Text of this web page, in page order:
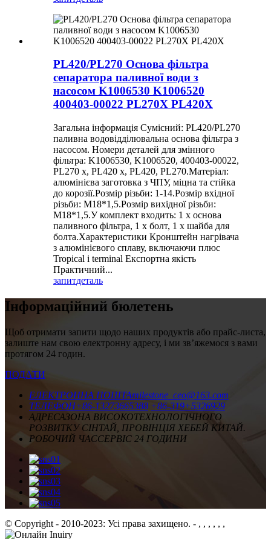
PL420/PL270 Основа фільтра
сепаратора паливної води з
насосом K1006530 K1006520
400403-00022 PL270X PL420X
Загальна інформація Сумісний: PL420/PL270
паливна водовідділювальна основа фільтра з
насосом. Номери деталей для змінного
фільтра: K1006530, K1006520, 400403-00022,
PL270 x, PL420 x, PL420, PL270.Матеріал:
алюмінієва заготовка з ЧПУ, міцна та стійка
до корозії.Розмір різьби: 1-14.Розмір вхідної
різьби: М18*1,5.Розмір вихідної різьби:
М18*1,5.У комплект входить: 1 х основа
паливного фільтра, 1 х болт, 1 х шайба для
болта.Характеристики Кронштейн нагрівача
з алюмінієвого сплаву, включаючи плюс
Tropical і terminal Експортна якість
Практичний...
запитдеталь
Інформаційний бюлетень
Щоб отримати запити щодо наших продуктів або прайс-листа,
залиште нам свою електронну адресу, і ми зв’яжемося з вами
протягом 24 годин.
ПОДАТИ
ЕЛЕКТРОННА ПОШТАmilestone_ceo@163.com
ТЕЛЕФОН+86-13273665388 +86-319+5326929
АДРЕСАЗОНА ВИСОКОТЕХНОЛОГІЧНОГО
РОЗВИТКУ СІНТАЙ, ПРОВІНЦІЯ ХЕБЕЙ КИТАЙ.
РОБОЧИЙ ЧАССЕРВІС 24 ГОДИНИ
© Copyright - 2010-2023: Усі права захищено. - , , , , , ,